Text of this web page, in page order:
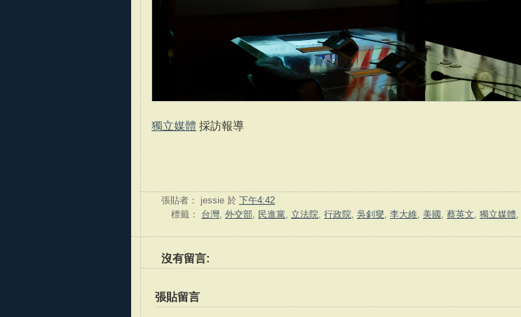
獨立媒體 採訪報導
張貼者： jessie 於 下午4:42
標籤： 台灣 外交部 民進黨 立法院 行政院 吳釗燮 李大維 美國 蔡英文 獨立媒體
沒有留言:
張貼留言